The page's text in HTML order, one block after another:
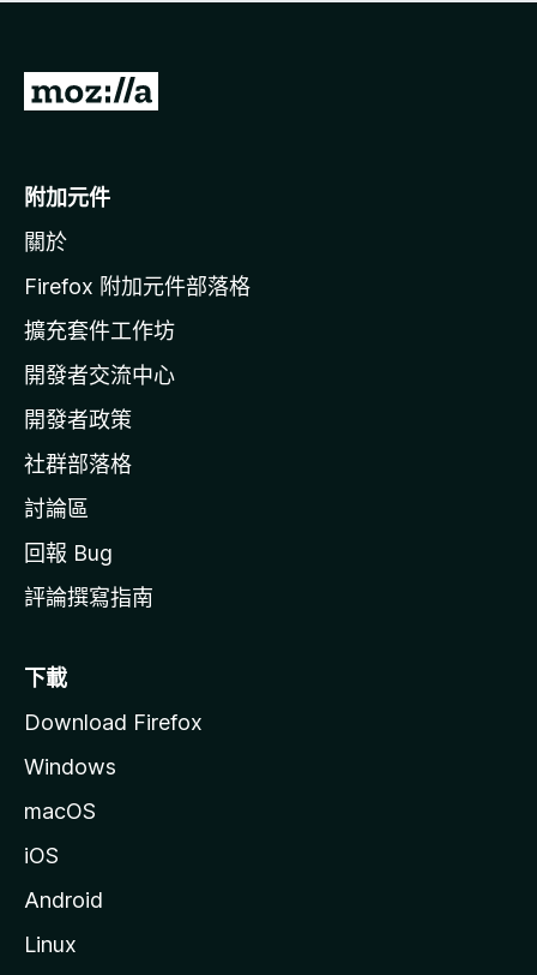
有
前
o
i
l
a
官
網
附加元件
關於
Firefox 附加元件部落格
擴充套件工作坊
開發者交流中心
開發者政策
社群部落格
討論區
回報 Bug
評論撰寫指南
下載
Download Firefox
Windows
macOS
iOS
Android
Linux